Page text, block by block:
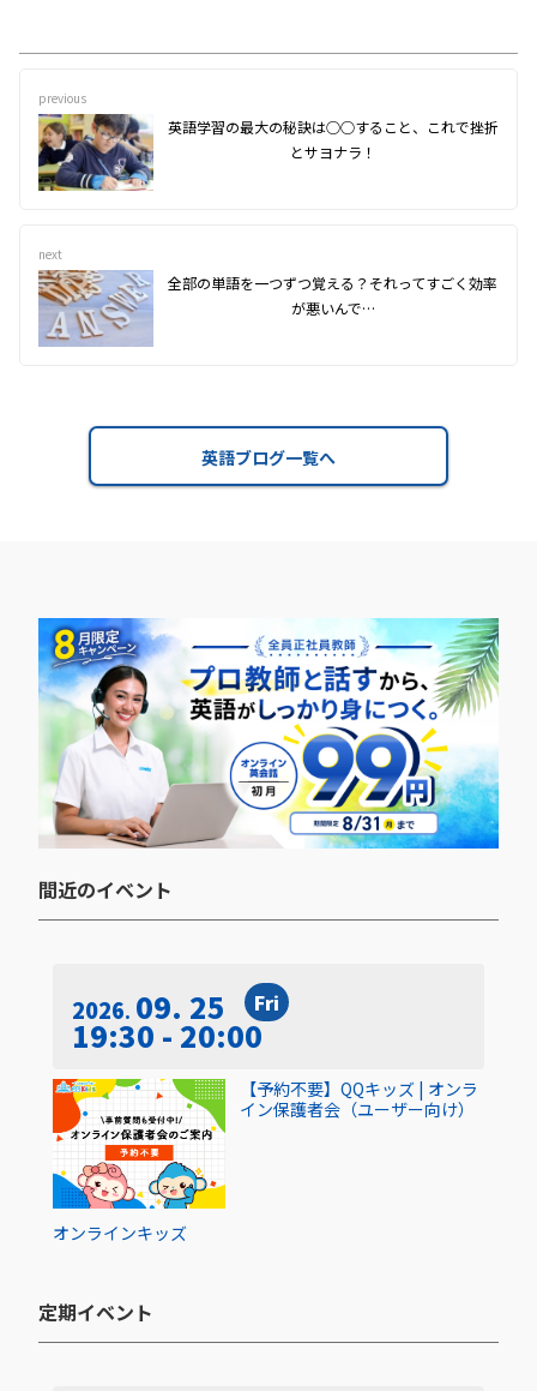
previous
英語学習の最大の秘訣は○○すること、これで挫折
とサヨナラ！
next
全部の単語を一つずつ覚える？それってすごく効率
が悪いんで…
英語ブログ一覧へ
間近のイベント​
2026 09. 25 Fri
19:30 - 20:00
オンラインキッズ
【予約不要】QQキッズ | オンラ
イン保護者会（ユーザー向け）
定期イベント​